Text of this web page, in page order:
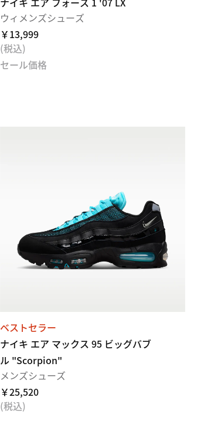
ウィメンズシューズ
￥13,999
(税込)
セール価格
ベストセラー
ナイキ エア マックス 95 ビッグバブ
ル "Scorpion"
メンズシューズ
￥25,520
(税込)